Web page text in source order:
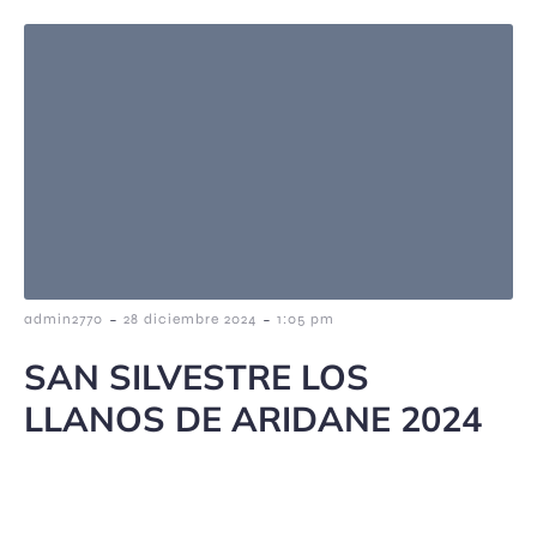
admin2770 - 28 diciembre 2024 - 1:05 pm
SAN SILVESTRE LOS
LLANOS DE ARIDANE 2024